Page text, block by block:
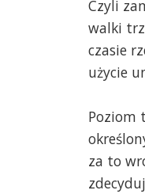
Czyli
walki
czasie
użycie
Poziom
za to